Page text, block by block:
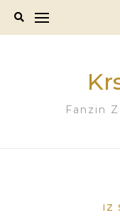
Fanzin
IZ